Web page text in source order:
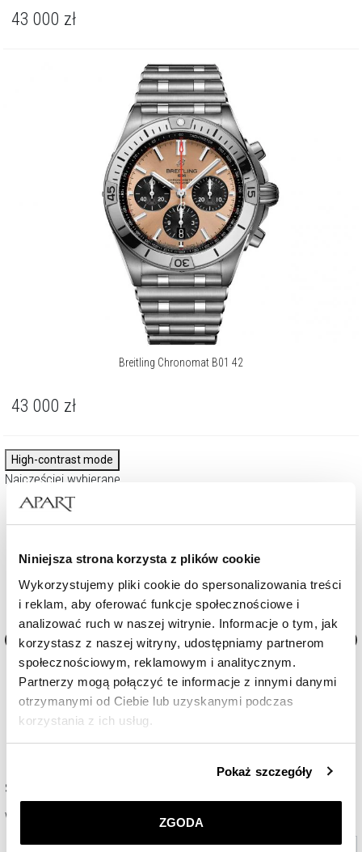
Niniejsza strona korzysta z plików cookie
Wykorzystujemy pliki cookie do spersonalizowania treści
i reklam, aby oferować funkcje społecznościowe i
analizować ruch w naszej witrynie. Informacje o tym, jak
korzystasz z naszej witryny, udostępniamy partnerom
społecznościowym, reklamowym i analitycznym.
Partnerzy mogą połączyć te informacje z innymi danymi
otrzymanymi od Ciebie lub uzyskanymi podczas
korzystania z ich usług.
przez nas plików cookie znajdziesz wPolityce
prywatności.
Pokaż szczegóły
ZGODA
43 000 zł
Breitling Chronomat B01 42
43 000 zł
High-contrast mode
Najczęściej wybierane
Zegarek damski Breitling Chronomat 36
31 000 zł
Zegarek damski Breitling
Sprawdź dostępność w salonie
Wybierz miasto lub salon
Wybierz miasto